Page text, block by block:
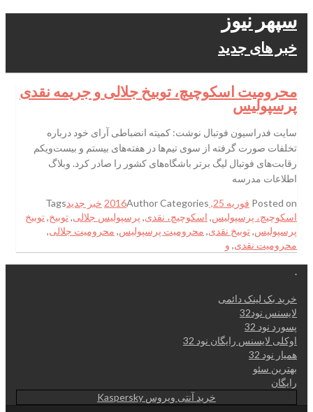
سپهر نیوز
خبر های جدید
محرومیت اسکوچیچ، توبیخ جلالی و جریمه نقدی
پرسپولیس
سایت فدراسیون فوتبال نوشت: کمیته انضباطی آرای خود درباره
تخلفات صورت گرفته از سوی تیم‌ها در هفته‌های بیستم و بیست‌ویکم
رقابت‌های فوتبال لیگ برتر باشگاه‌های کشور را صادر کرد. وبلاگ
اطلاعات مدرسه
Posted on فوریه 25, 2016 AuthorCategories خبر جدیدTags
اسکوچیچ، پرسپولیس, اسکوچیچ، نقدی, پرسپولیس جلالی,توبیخ,توبیخ
پرسپولیس,توبیخ نقدی, محرومیت پرسپولیس, محرومیت جلالی,
محرومیت نقدی, و
.
خرید بک لینک دائمی
لایسنس نود32
پسورد نود 32
اوکلی لایسنس رایگان نود 32
همیار نود 32
بهترین سئو
رایگان
خرید آنتی ویروس Kaspersky